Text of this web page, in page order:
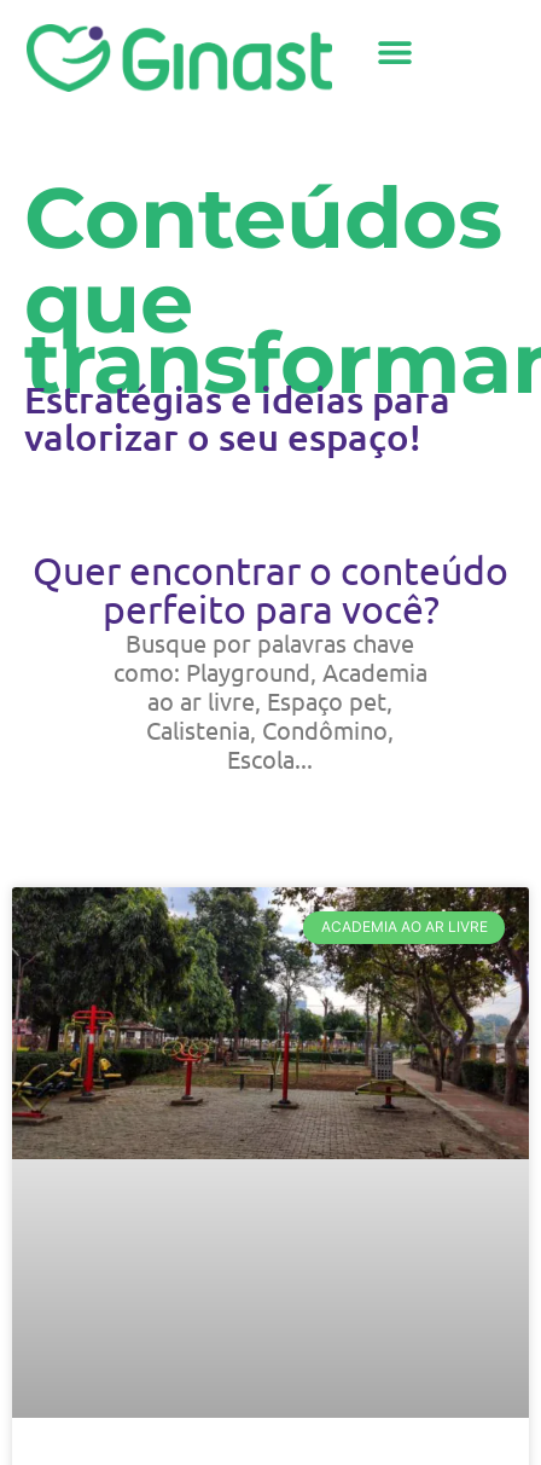
Conteúdos
que
Estratégias e ideias para
valorizar o seu espaço!
Quer encontrar o conteúdo
perfeito para você?
Busque por palavras chave
como: Playground, Academia
ao ar livre, Espaço pet,
Calistenia, Condômino,
Escola...
ACADEMIA AO AR LIVRE